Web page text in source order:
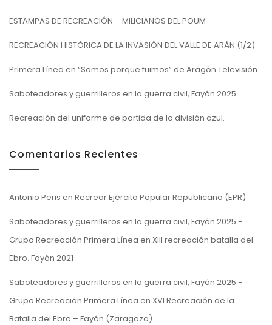
ESTAMPAS DE RECREACIÓN – MILICIANOS DEL POUM
RECREACIÓN HISTÓRICA DE LA INVASIÓN DEL VALLE DE ARÁN (1/2)
Primera Línea en “Somos porque fuimos” de Aragón Televisión
Saboteadores y guerrilleros en la guerra civil, Fayón 2025
Recreación del uniforme de partida de la división azul.
Comentarios Recientes
Antonio Peris en Recrear Ejército Popular Republicano (EPR)
Saboteadores y guerrilleros en la guerra civil, Fayón 2025 -
Grupo Recreación Primera Línea en XIII recreación batalla del
Ebro. Fayón 2021
Saboteadores y guerrilleros en la guerra civil, Fayón 2025 -
Grupo Recreación Primera Línea en XVI Recreación de la
Batalla del Ebro – Fayón (Zaragoza)